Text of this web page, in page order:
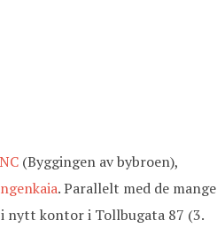
(Byggingen av bybroen),
. Parallelt med de mange
nytt kontor i Tollbugata 87 (3.